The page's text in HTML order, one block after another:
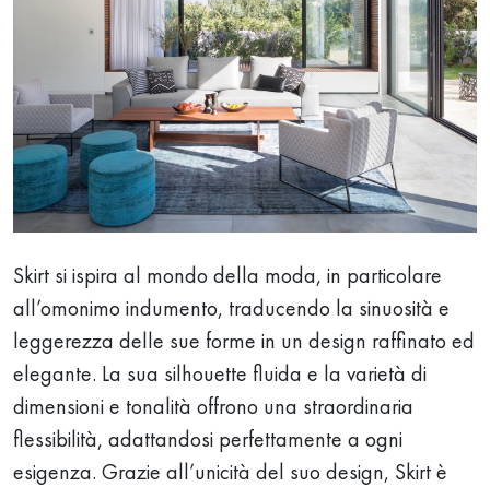
Skirt si ispira al mondo della moda, in particolare
all’omonimo indumento, traducendo la sinuosità e
leggerezza delle sue forme in un design raffinato ed
elegante. La sua silhouette fluida e la varietà di
dimensioni e tonalità offrono una straordinaria
flessibilità, adattandosi perfettamente a ogni
esigenza. Grazie all’unicità del suo design, Skirt è